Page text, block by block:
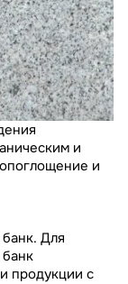
и
и
Для
продукции с